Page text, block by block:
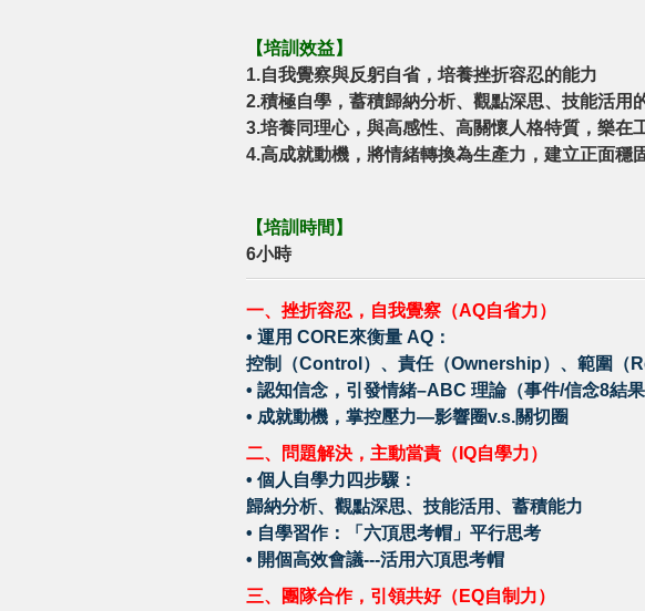
【培訓效益】
1.自我覺察與反躬自省，培養挫折容忍的能力
2.積極自學，蓄積歸納分析、觀點深思、技能活用
3.培養同理心，與高感性、高關懷人格特質，樂在
4.高成就動機，將情緒轉換為生產力，建立正面穩
【培訓時間】
6小時
一、挫折容忍，自我覺察（AQ自省力）
• 運用 CORE來衡量 AQ：
控制（Control）、責任（Ownership）、範圍（
• 認知信念，引發情緒–ABC 理論（事件/信念8結果
• 成就動機，掌控壓力—影響圈v.s.關切圈
二、問題解決，主動當責（IQ自學力）
• 個人自學力四步驟：
歸納分析、觀點深思、技能活用、蓄積能力
• 自學習作：「六頂思考帽」平行思考
• 開個高效會議---活用六頂思考帽
三、團隊合作，引領共好（EQ自制力）